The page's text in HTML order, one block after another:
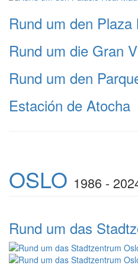
Rund um den Plaza
Rund um die Gran
Rund um den
Estación de Atocha
OSLO 1986 -
Rund um das